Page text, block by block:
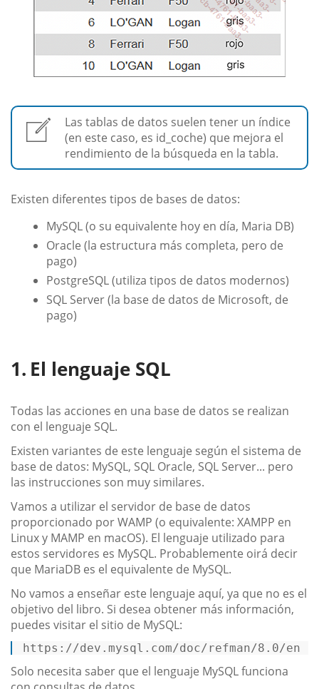
Las tablas de datos suelen tener un índice
(en este caso, es id_coche) que mejora el
rendimiento de la búsqueda en la tabla.
Existen diferentes tipos de bases de datos:
MySQL (o su equivalente hoy en día, Maria DB)
Oracle (la estructura más completa, pero de
pago)
PostgreSQL (utiliza tipos de datos modernos)
SQL Server (la base de datos de Microsoft, de
pago)
El lenguaje SQL
Todas las acciones en una base de datos se realizan
con el lenguaje SQL.
Existen variantes de este lenguaje según el sistema de
base de datos: MySQL, SQL Oracle, SQL Server... pero
las instrucciones son muy similares.
Vamos a utilizar el servidor de base de datos
proporcionado por WAMP (o equivalente: XAMPP en
Linux y MAMP en macOS). El lenguaje utilizado para
estos servidores es MySQL. Probablemente oirá decir
que MariaDB es el equivalente de MySQL.
No vamos a enseñar este lenguaje aquí, ya que no es el
objetivo del libro. Si desea obtener más información,
puedes visitar el sitio de MySQL:
https://dev.mysql.com/doc/refman/8.0/en
Solo necesita saber que el lenguaje MySQL funciona